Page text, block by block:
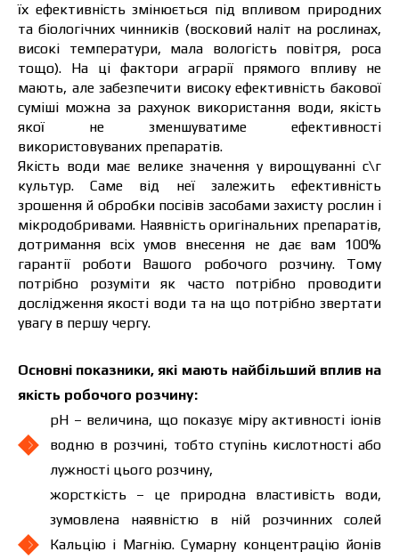
їх ефективність змінюється під впливом природних
та біологічних чинників (восковий наліт на рослинах,
високі температури, мала вологість повітря, роса
тощо). На ці фактори аграрії прямого впливу не
мають, але забезпечити високу ефективність бакової
суміші можна за рахунок використання води, якість
якої не зменшуватиме ефективності
використовуваних препаратів.
Якість води має велике значення у вирощуванні с\г
культур. Саме від неї залежить ефективність
зрошення й обробки посівів засобами захисту рослин і
мікродобривами. Наявність оригінальних препаратів,
дотримання всіх умов внесення не дає вам 100%
гарантії роботи Вашого робочого розчину. Тому
потрібно розуміти як часто потрібно проводити
дослідження якості води та на що потрібно звертати
увагу в першу чергу.
Основні показники, які мають найбільший вплив на
якість робочого розчину:
рН – величина, що показує міру активності іонів
водню в розчині, тобто ступінь кислотності або
лужності цього розчину,
жорсткість – це природна властивість води,
зумовлена наявністю в ній розчинних солей
Кальцію і Магнію. Сумарну концентрацію йонів